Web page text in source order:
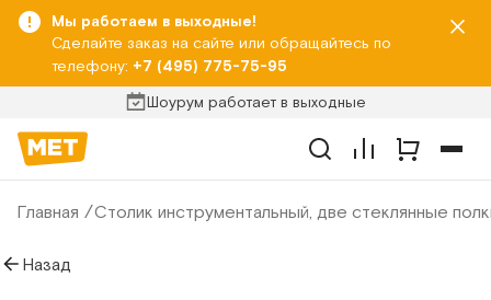
Мы работаем в выходные!
Сделайте заказ на сайте или обращайтесь по
телефону: +7 (495) 775-75-95
Шоурум работает в выходные
Главная Столик инструментальный, две стеклянные
Назад